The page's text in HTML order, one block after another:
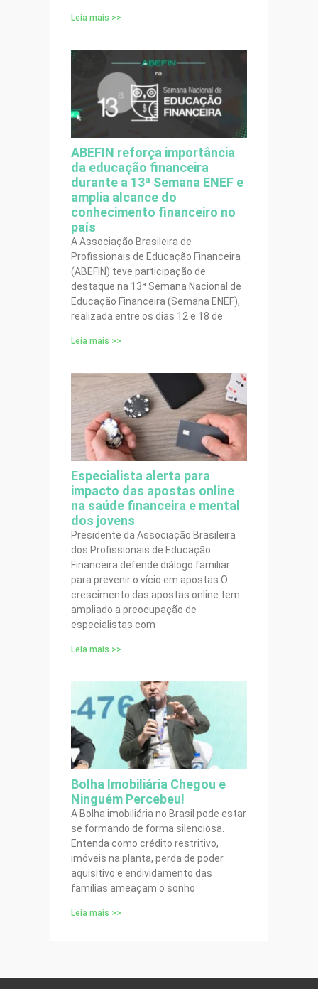
Leia mais >>
ABEFIN reforça importância
da educação financeira
durante a 13ª Semana ENEF e
amplia alcance do
conhecimento financeiro no
país
A Associação Brasileira de
Profissionais de Educação Financeira
(ABEFIN) teve participação de
destaque na 13ª Semana Nacional de
Educação Financeira (Semana ENEF),
realizada entre os dias 12 e 18 de
Leia mais >>
Especialista alerta para
impacto das apostas online
na saúde financeira e mental
dos jovens
Presidente da Associação Brasileira
dos Profissionais de Educação
Financeira defende diálogo familiar
para prevenir o vício em apostas O
crescimento das apostas online tem
ampliado a preocupação de
especialistas com
Leia mais >>
Bolha Imobiliária Chegou e
Ninguém Percebeu!
A Bolha imobiliária no Brasil pode estar
se formando de forma silenciosa.
Entenda como crédito restritivo,
imóveis na planta, perda de poder
aquisitivo e endividamento das
famílias ameaçam o sonho
Leia mais >>